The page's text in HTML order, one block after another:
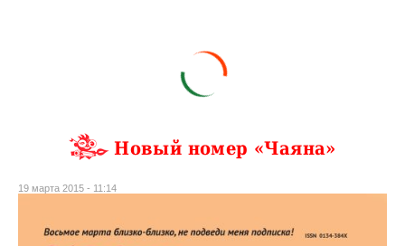
Новый номер «Чаяна»
19 марта 2015 - 11:14